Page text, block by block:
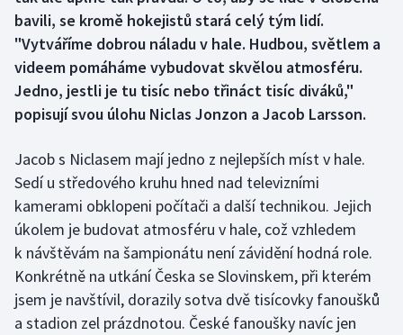
Box
Curling
Dostihy
Futsal
Golf
Gymnastika
Házená
bavili, se kromě hokejistů stará celý tým lidí.
"Vytváříme dobrou náladu v hale. Hudbou, světlem a
videem pomáháme vybudovat skvělou atmosféru.
Jedno, jestli je tu tisíc nebo třináct tisíc diváků,"
popisují svou úlohu Niclas Jonzon a Jacob Larsson.
Jacob s Niclasem mají jedno z nejlepších míst v hale.
Sedí u středového kruhu hned nad televizními
kamerami obklopeni počítači a další technikou. Jejich
úkolem je budovat atmosféru v hale, což vzhledem
k návštěvám na šampionátu není závidění hodná role.
Konkrétně na utkání Česka se Slovinskem, při kterém
jsem je navštívil, dorazily sotva dvě tisícovky fanoušků
a stadion zel prázdnotou. České fanoušky navíc jen